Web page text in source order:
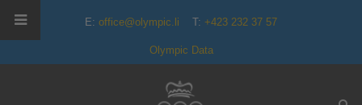
E: office@olympic.li T: +423 232 37 57
Olympic Data